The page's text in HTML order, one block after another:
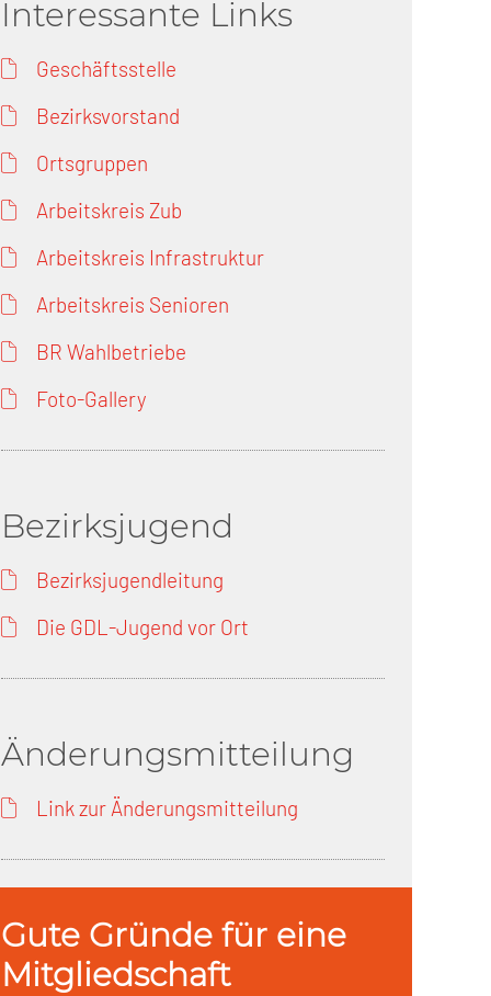
Interessante Links
Geschäftsstelle
Bezirksvorstand
Ortsgruppen
Arbeitskreis Zub
Arbeitskreis Infrastruktur
Arbeitskreis Senioren
BR Wahlbetriebe
Foto-Gallery
Bezirksjugend
Bezirksjugendleitung
Die GDL-Jugend vor Ort
Änderungsmitteilung
Link zur Änderungsmitteilung
Gute Gründe für eine
Mitgliedschaft